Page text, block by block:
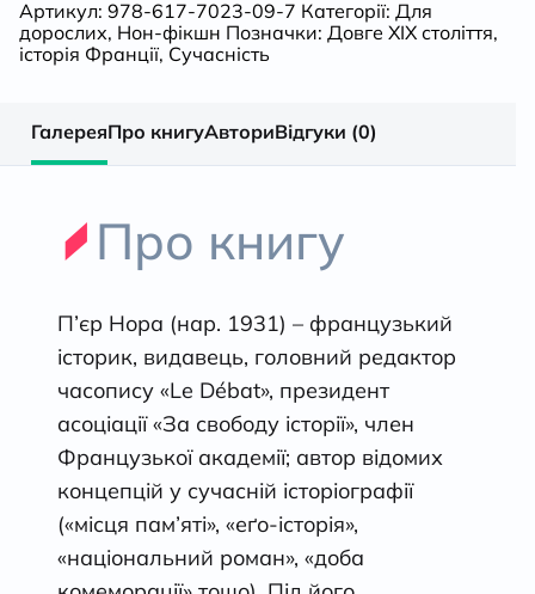
Артикул: 978-617-7023-09-7 Категорії: Для
дорослих, Нон-фікшн Позначки: Довге ХІХ століття,
історія Франції, Сучасність
ГалереяПро книгуАвториВідгуки (0)
Про книгу
П’єр Нора (нар. 1931) – французький
історик, видавець, головний редактор
часопису «Le Débat», президент
асоціації «За свободу історії», член
Французької академії; автор відомих
концепцій у сучасній історіографії
(«місця пам’яті», «еґо-історія»,
«національний роман», «доба